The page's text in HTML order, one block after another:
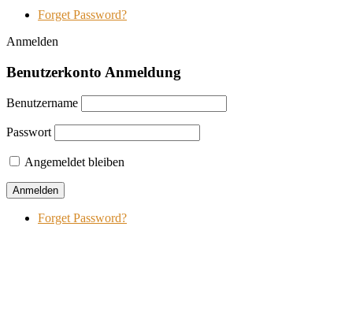
Forget Password?
Anmelden
Benutzerkonto Anmeldung
Benutzername
Passwort
Angemeldet bleiben
Forget Password?